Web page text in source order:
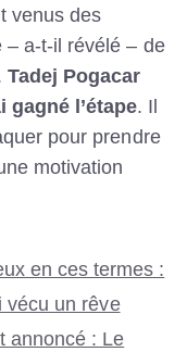
venus des
– a-t-il révélé – de
Tadej Pogacar
gagné l’étape. Il
pour prendre
motivation
en ces termes :
vécu un rêve
annoncé : Le